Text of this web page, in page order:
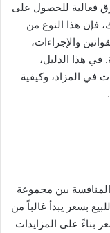
فعالية للحصول على
فإن هذا النوع من
والإجراءات،
في هذا الدليل،
في المزاد، وكيفية
بين مجموعة
بسعر يبدأ غالباً من
بناءً على المزايدات